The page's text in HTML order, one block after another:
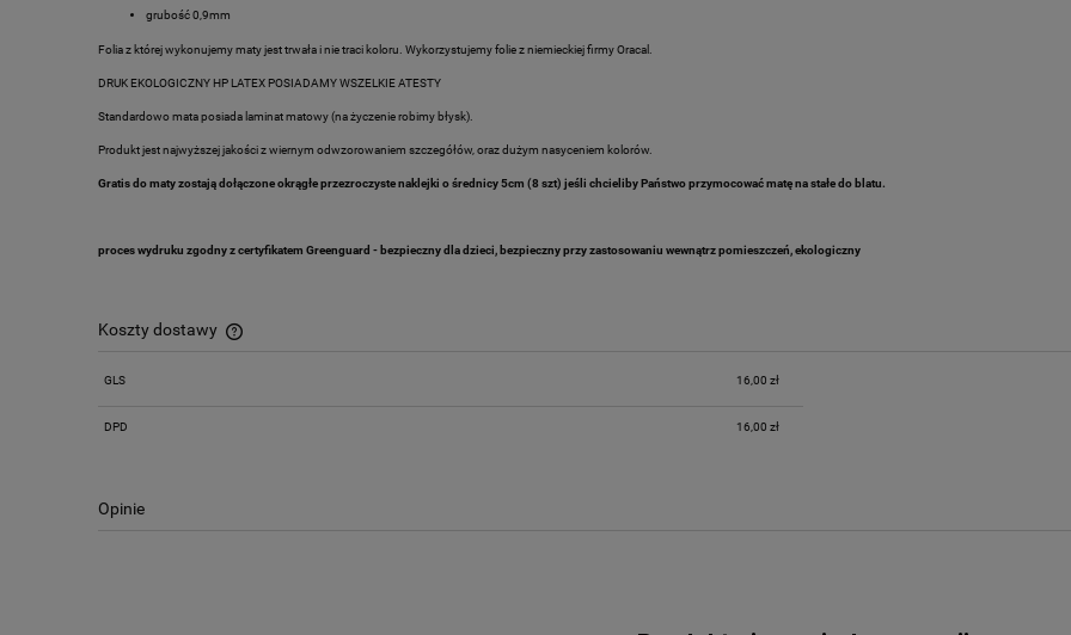
grubość 0,9mm
Folia z której wykonujemy maty jest trwała i nie traci koloru. Wykorzystujemy folie z niemieckiej firmy Oracal.
DRUK EKOLOGICZNY HP LATEX POSIADAMY WSZELKIE ATESTY
Standardowo mata posiada laminat matowy (na życzenie robimy błysk).
Produkt jest najwyższej jakości z wiernym odwzorowaniem szczegółów, oraz dużym nasyceniem kolorów.
Gratis do maty zostają dołączone okrągłe przezroczyste naklejki o średnicy 5cm (8 szt) jeśli chcieliby Państwo przymocować matę na stałe do blatu.
proces wydruku zgodny z certyfikatem Greenguard - bezpieczny dla dzieci, bezpieczny przy zastosowaniu wewnątrz pomieszczeń, ekologiczny
Koszty dostawy
GLS 16,00 zł
DPD 16,00 zł
Opinie